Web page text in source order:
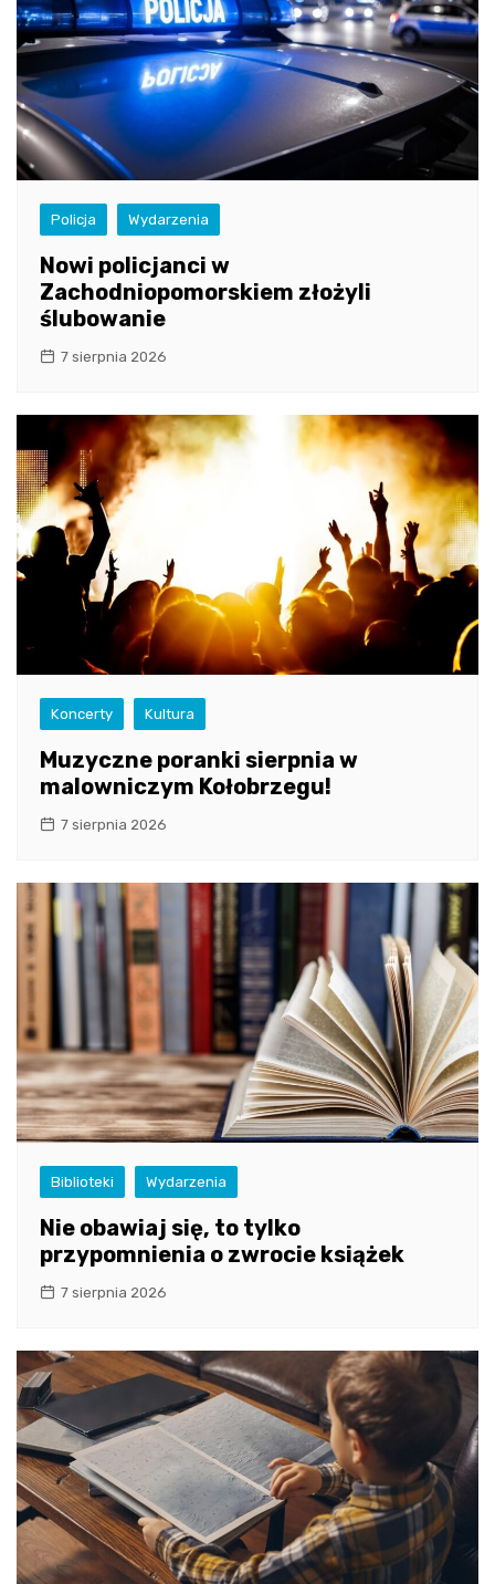
Policja Wydarzenia
Nowi policjanci w
Zachodniopomorskiem złożyli
ślubowanie
7 sierpnia 2026
Koncerty Kultura
Muzyczne poranki sierpnia w
malowniczym Kołobrzegu!
7 sierpnia 2026
Biblioteki Wydarzenia
Nie obawiaj się, to tylko
przypomnienia o zwrocie książek
7 sierpnia 2026